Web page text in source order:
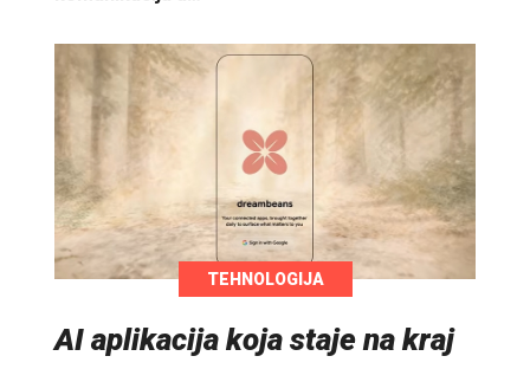
TEHNOLOGIJA
AI aplikacija koja staje na kraj